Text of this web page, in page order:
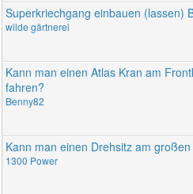
Superkriechgang einbauen (lassen)
wilde gärtnerei
Kann man einen Atlas Kran am
fahren?
Benny82
Kann man einen Drehsitz am
1300 Power